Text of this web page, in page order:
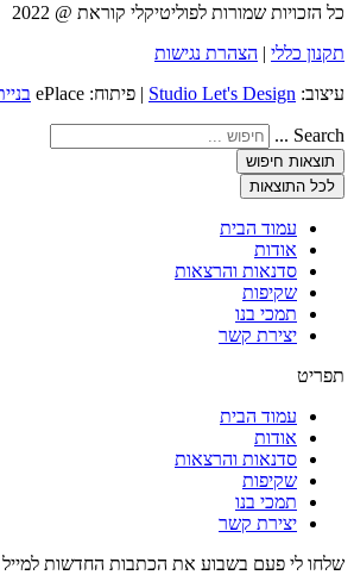
כל הזכויות שמורות לפוליטיקלי קוראת @ 2022
תקנון כללי | הצהרת נגישות
עיצוב: Studio Let's Design | פיתוח: ePlace
Search ...
תוצאות חיפוש
לכל התוצאות
עמוד הבית
אודות
סדנאות והרצאות
שקיפות
תמכי בנו
יצירת קשר
תפריט
עמוד הבית
אודות
סדנאות והרצאות
שקיפות
תמכי בנו
יצירת קשר
שלחו לי פעם בשבוע את הכתבות החדשות למייל